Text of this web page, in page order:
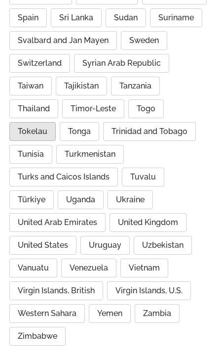
Spain Sri Lanka Sudan Suriname
Svalbard and Jan Mayen Sweden
Switzerland Syrian Arab Republic
Taiwan Tajikistan Tanzania
Thailand Timor-Leste Togo
Tokelau Tonga Trinidad and Tobago
Tunisia Turkmenistan
Turks and Caicos Islands Tuvalu
Türkiye Uganda Ukraine
United Arab Emirates United Kingdom
United States Uruguay Uzbekistan
Vanuatu Venezuela Vietnam
Virgin Islands, British Virgin Islands, U.S.
Western Sahara Yemen Zambia
Zimbabwe